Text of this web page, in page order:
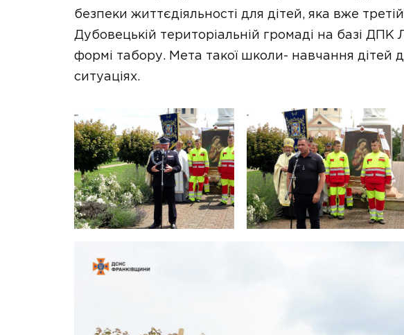
безпеки життєдіяльності для дітей, яка вже
Дубовецькій територіальній громаді на базі ДПК
формі табору. Мета такої школи- навчання дітей
ситуаціях.